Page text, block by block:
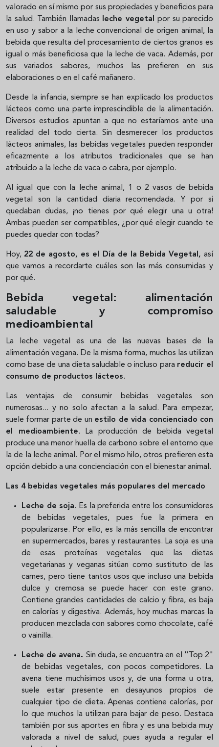
valorado en sí mismo por sus propiedades y beneficios para
la salud. También llamadas
leche vegetal por su parecido
en uso y sabor a la leche convencional de origen animal, la
bebida que resulta del procesamiento de ciertos granos es
igual o más beneficiosa que la leche de vaca. Además, por
sus variados sabores, muchos las prefieren en sus
elaboraciones o en el café mañanero.
Desde la infancia, siempre se han explicado los productos
lácteos como una parte imprescindible de la alimentación.
Diversos estudios apuntan a que no estaríamos ante una
realidad del todo cierta. Sin desmerecer los productos
lácteos animales, las bebidas vegetales pueden responder
eficazmente a los atributos tradicionales que se han
atribuido a la leche de vaca o cabra, por ejemplo.
Al igual que con la leche animal, 1 o 2 vasos de bebida
vegetal son la cantidad diaria recomendada. Y por si
quedaban dudas, ¡no tienes por qué elegir una u otra!
Ambas pueden ser compatibles, ¿por qué elegir cuando te
puedes quedar con todas?
Hoy, 22 de agosto, es el Día de la Bebida Vegetal,así
que vamos a recordarte cuáles son las más consumidas y
por qué.
Bebida vegetal: alimentación
saludable y compromiso
medioambiental
La leche vegetal es una de las nuevas bases de la
alimentación vegana. De la misma forma, muchos las utilizan
como base de una dieta saludable o incluso para reducir el
consumo de productos lácteos.
Las ventajas de consumir bebidas vegetales son
numerosas... y no solo afectan a la salud. Para empezar,
suele formar parte de un estilo de vida concienciado con
el medioambiente. La producción de bebida vegetal
produce una menor huella de carbono sobre el entorno que
la de la leche animal. Por el mismo hilo, otros prefieren esta
opción debido a una concienciación con el bienestar animal.
Las 4 bebidas vegetales más populares del mercado
Leche de soja. Es la preferida entre los consumidores
de bebidas vegetales, pues fue la primera en
popularizarse. Por ello, es la más sencilla de encontrar
en supermercados, bares y restaurantes. La soja es una
de esas proteínas vegetales que las dietas
vegetarianas y veganas sitúan como sustituto de las
carnes, pero tiene tantos usos que incluso una bebida
dulce y cremosa se puede hacer con este grano.
Contiene grandes cantidades de calcio y fibra, es baja
en calorías y digestiva. Además, hoy muchas marcas la
producen mezclada con sabores como chocolate, café
o vainilla.
Leche de avena. Sin duda, se encuentra en el "
Top 2"
de bebidas vegetales, con pocos competidores. La
avena tiene muchísimos usos y, de una forma u otra,
suele estar
presente en desayunos propios de
cualquier tipo de dieta. Apenas contiene calorías, por
lo que muchos la utilizan para bajar de peso. Destaca
también por sus aportes en fibra y es una bebida muy
valorada a nivel
de salud, pues ayuda a regular el